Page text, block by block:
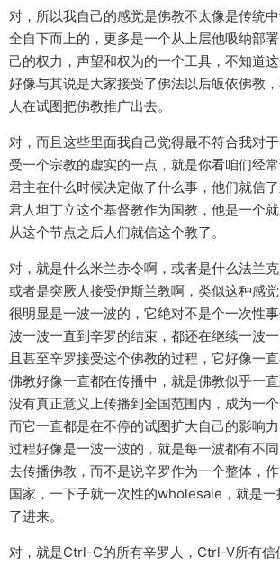
对，所以我自己的感觉是佛教不太像是传统
全自下而上的，更多是一个从上层他吸纳部
己的权力，声望和权为的一个工具，不知道
好像与其说是大家接受了佛法以后皈依佛教
人在试图把佛教推广出去。
对，而且这些里面我自己觉得最不符合我对
受一个宗教的虚实的一点，就是你看咱们经
君主在什么时候决定做了什么事，他们就信
君人坦丁立这个基督教作为国教，他是一个
从这个节点之后人们就信这个教了。
对，就是什么米兰赤令啊，或者是什么法兰
或者是突厥人接受伊斯兰教啊，类似这种感
很明显是一波一波的，它绝对不是个一次性
波一波一直到辛罗的结束，都还在继续一波
且甚至辛罗接受这个佛教的过程，它好像一
佛教好像一直都在传播中，就是佛教似乎一
没有真正意义上传播到全国范围内，成为一
而它一直都是在不停的试图扩大自己的影响
过程好像是一波一波的，就是每一波都有不
去传播佛教，而不是说辛罗作为一个整体，
国家，一下子就一次性的wholesale，就是一
了进来。
对，就是Ctrl-C的所有辛罗人，Ctrl-V所有信